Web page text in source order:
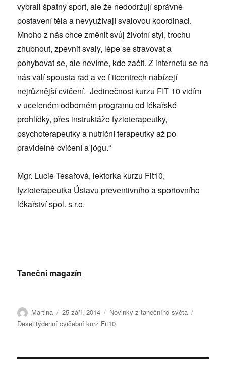
vybrali špatný sport, ale že nedodržují správné
postavení těla a nevyužívají svalovou koordinaci.
Mnoho z nás chce změnit svůj životní styl, trochu
zhubnout, zpevnit svaly, lépe se stravovat a
pohybovat se, ale nevíme, kde začít. Z internetu se na
nás valí spousta rad a ve f itcentrech nabízejí
nejrůznější cvičení. Jedinečnost kurzu FIT 10 vidím
v uceleném odborném programu od lékařské
prohlídky, přes instruktáže fyzioterapeutky,
psychoterapeutky a nutriční terapeutky až po
pravidelné cvičení a jógu.“
Mgr. Lucie Tesařová, lektorka kurzu Fit10,
fyzioterapeutka Ústavu preventivního a sportovního
lékařství spol. s r.o.
Taneční magazín
Autor:
Martina Publikováno:
25 září, 2014 Rubriky:
Novinky z tanečního světa
Desetitýdenní cvičební kurz Fit10